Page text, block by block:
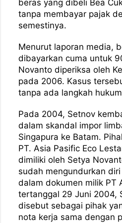
beras yang dibeli Bea
tanpa membayar pajak
semestinya.
Menurut laporan media,
dibayarkan cuma untuk
Novanto diperiksa oleh
pada 2006. Kasus
tanpa ada langkah
Pada 2004, Setnov
dalam skandal impor
Singapura ke Batam.
PT. Asia Pasific Eco
dimiliki oleh Setya
sudah mengundurkan
dalam dokumen milik PT
tertanggal 29 Juni 2004,
disebut sebagai pihak
nota kerja sama dengan